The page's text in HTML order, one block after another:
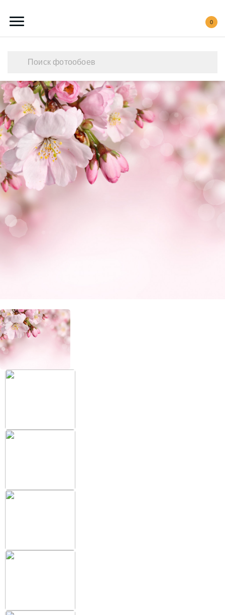
0
Каталог обоев
Наши работы
Создать свои фотообои
Акции
О нас
Контакты